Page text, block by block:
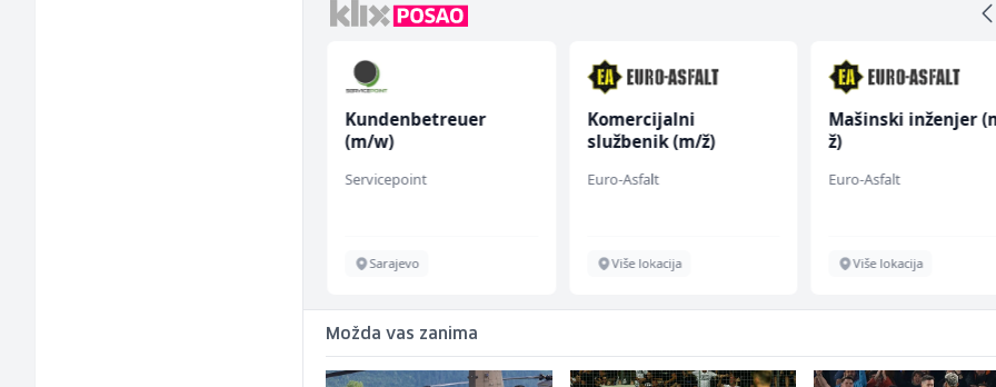
Kundenbetreuer
(m/w)
Servicepoint
Sarajevo
Komercijalni
službenik (m/ž)
Euro-Asfalt
Više lokacija
Mašinski inženjer
ž)
Euro-Asfalt
Više lokacija
Možda vas zanima